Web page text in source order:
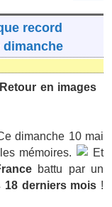
record
dimanche
Retour en images
dimanche 10 mai
mémoires.
Et
battu par un
18 derniers mois !